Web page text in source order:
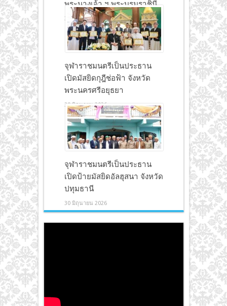
พระนางเจ้า ฯ พระบรมราชินี
30 มิถุนายน 2026
จุฬาราชมนตรีเป็นประธาน
เปิดมัสยิดกุฎีช่อฟ้า จังหวัด
พระนครศรีอยุธยา
30 มิถุนายน 2026
จุฬาราชมนตรีเป็นประธาน
เปิดป้ายมัสยิดอัลฮุสนา จังหวัด
ปทุมธานี
30 มิถุนายน 2026